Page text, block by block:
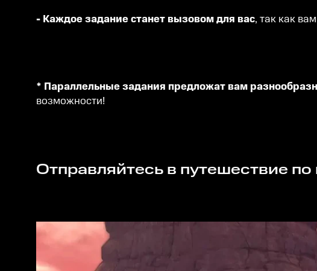
- Каждое задание станет вызовом для вас, так как
* Параллельные задания предложат вам
возможности!
Отправляйтесь в путешествие